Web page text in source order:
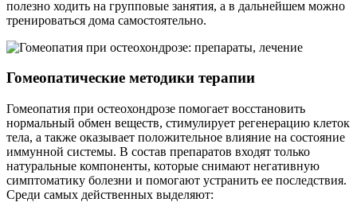
полезно ходить на групповые занятия, а в дальнейшем можно
тренироваться дома самостоятельно.
Гомеопатические методики терапии
Гомеопатия при остеохондрозе помогает восстановить
нормальный обмен веществ, стимулирует регенерацию клеток
тела, а также оказывает положительное влияние на состояние
иммунной системы. В состав препаратов входят только
натуральные компоненты, которые снимают негативную
симптоматику болезни и помогают устранить ее последствия.
Среди самых действенных выделяют: